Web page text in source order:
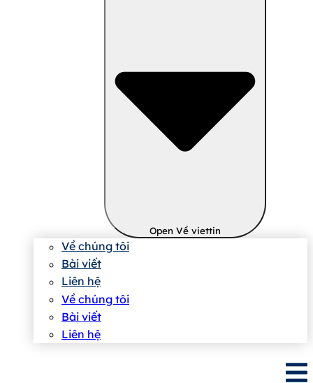
Open Về viettin
Về chúng tôi
Bài viết
Liên hệ
Về chúng tôi
Bài viết
Liên hệ